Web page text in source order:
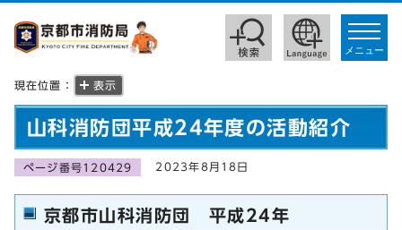
toggle
メニュー
現在位置： 表示
山科消防団平成24年度の活動紹介
ページ番号120429 2023年8月18日
京都市山科消防団 平成24年